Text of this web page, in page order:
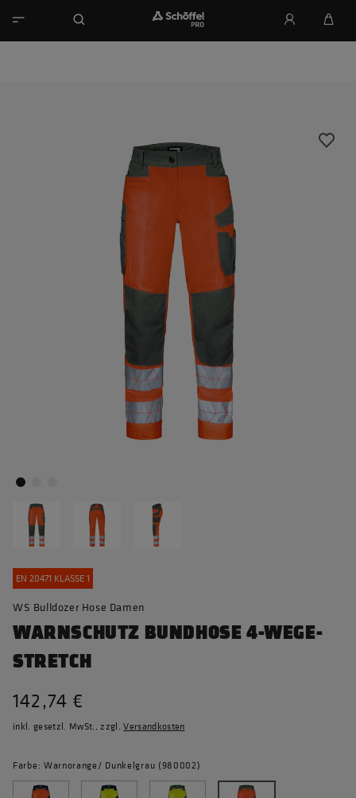
EN 20471 KLASSE 1
WS Bulldozer Hose Damen
WARNSCHUTZ BUNDHOSE 4-WEGE-
STRETCH
142,74 €
inkl. gesetzl. MwSt., zzgl.Versandkosten
Farbe: Warnorange/ Dunkelgrau (980002)